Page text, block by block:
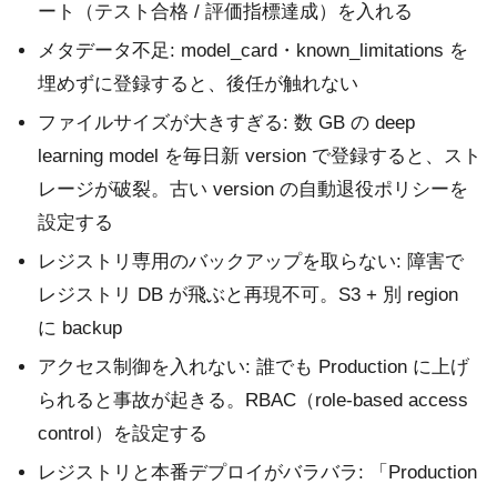
ート（テスト合格 / 評価指標達成）を入れる
メタデータ不足: model_card・known_limitations を
埋めずに登録すると、後任が触れない
ファイルサイズが大きすぎる: 数 GB の deep
learning model を毎日新 version で登録すると、スト
レージが破裂。古い version の自動退役ポリシーを
設定する
レジストリ専用のバックアップを取らない: 障害で
レジストリ DB が飛ぶと再現不可。S3 + 別 region
に backup
アクセス制御を入れない: 誰でも Production に上げ
られると事故が起きる。RBAC（role-based access
control）を設定する
レジストリと本番デプロイがバラバラ: 「Production